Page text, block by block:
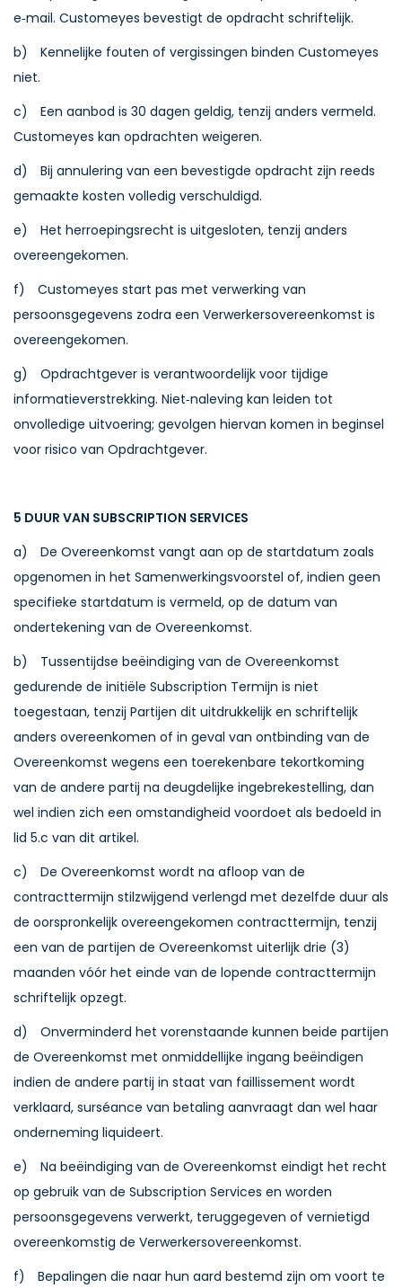
e‑mail. Customeyes bevestigt de opdracht schriftelijk.
b) Kennelijke fouten of vergissingen binden Customeyes
niet.
c) Een aanbod is 30 dagen geldig, tenzij anders vermeld.
Customeyes kan opdrachten weigeren.
d) Bij annulering van een bevestigde opdracht zijn reeds
gemaakte kosten volledig verschuldigd.
e) Het herroepingsrecht is uitgesloten, tenzij anders
overeengekomen.
f) Customeyes start pas met verwerking van
persoonsgegevens zodra een Verwerkersovereenkomst is
overeengekomen.
g) Opdrachtgever is verantwoordelijk voor tijdige
informatieverstrekking. Niet‑naleving kan leiden tot
onvolledige uitvoering; gevolgen hiervan komen in beginsel
voor risico van Opdrachtgever.
5 DUUR VAN SUBSCRIPTION SERVICES
a) De Overeenkomst vangt aan op de startdatum zoals
opgenomen in het Samenwerkingsvoorstel of, indien geen
specifieke startdatum is vermeld, op de datum van
ondertekening van de Overeenkomst.
b) Tussentijdse beëindiging van de Overeenkomst
gedurende de initiële Subscription Termijn is niet
toegestaan, tenzij Partijen dit uitdrukkelijk en schriftelijk
anders overeenkomen of in geval van ontbinding van de
Overeenkomst wegens een toerekenbare tekortkoming
van de andere partij na deugdelijke ingebrekestelling, dan
wel indien zich een omstandigheid voordoet als bedoeld in
lid 5.c van dit artikel.
c) De Overeenkomst wordt na afloop van de
contracttermijn stilzwijgend verlengd met dezelfde duur als
de oorspronkelijk overeengekomen contracttermijn, tenzij
een van de partijen de Overeenkomst uiterlijk drie (3)
maanden vóór het einde van de lopende contracttermijn
schriftelijk opzegt.
d) Onverminderd het vorenstaande kunnen beide partijen
de Overeenkomst met onmiddellijke ingang beëindigen
indien de andere partij in staat van faillissement wordt
verklaard, surséance van betaling aanvraagt dan wel haar
onderneming liquideert.
e) Na beëindiging van de Overeenkomst eindigt het recht
op gebruik van de Subscription Services en worden
persoonsgegevens verwerkt, teruggegeven of vernietigd
overeenkomstig de Verwerkersovereenkomst.
f) Bepalingen die naar hun aard bestemd zijn om voort te